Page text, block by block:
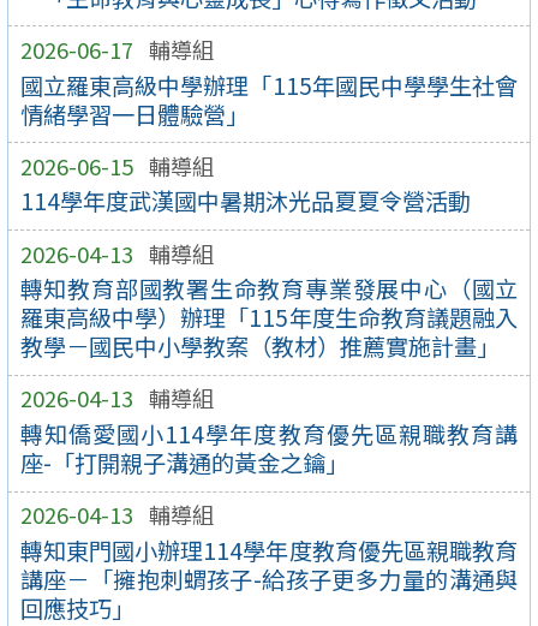
2026-06-17 輔導組
國立羅東高級中學辦理「115年國民中學學生社會
情緒學習一日體驗營」
2026-06-15 輔導組
114學年度武漢國中暑期沐光品夏夏令營活動
2026-04-13 輔導組
轉知教育部國教署生命教育專業發展中心（國立
羅東高級中學）辦理「115年度生命教育議題融入
教學－國民中小學教案（教材）推薦實施計畫」
2026-04-13 輔導組
轉知僑愛國小114學年度教育優先區親職教育講
座-「打開親子溝通的黃金之鑰」
2026-04-13 輔導組
轉知東門國小辦理114學年度教育優先區親職教育
講座－「擁抱刺蝟孩子-給孩子更多力量的溝通與
回應技巧」